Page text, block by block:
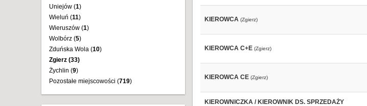
Uniejów (1)
Wieluń (11)
Wieruszów (1)
Wolbórz (5)
Zduńska Wola (10)
Zgierz (33)
Żychlin (9)
Pozostałe miejscowości (719)
KIEROWCA (Zgierz)
KIEROWCA C+E (Zgierz)
KIEROWCA CE (Zgierz)
KIEROWNICZKA / KIEROWNIK DS. SPRZEDAŻY